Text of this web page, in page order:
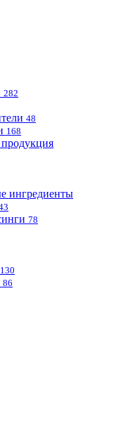
282
48
168
ингредиенты
78
130
86